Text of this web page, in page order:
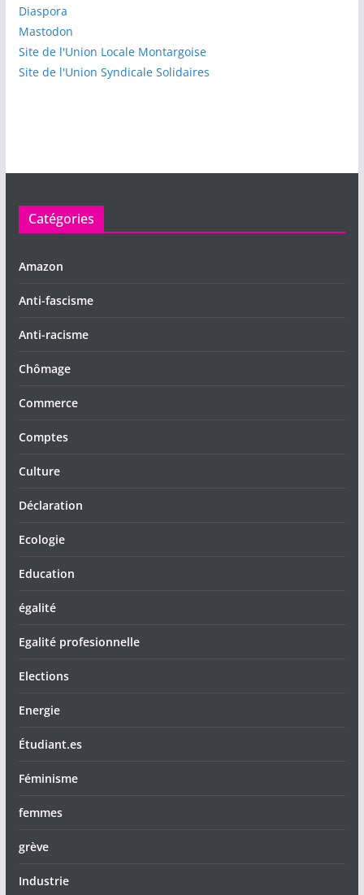
Diaspora
Mastodon
Site de l'Union Locale Montargoise
Site de l'Union Syndicale Solidaires
Catégories
Amazon
Anti-fascisme
Anti-racisme
Chômage
Commerce
Comptes
Culture
Déclaration
Ecologie
Education
égalité
Egalité profesionnelle
Elections
Energie
Étudiant.es
Féminisme
femmes
grève
Industrie